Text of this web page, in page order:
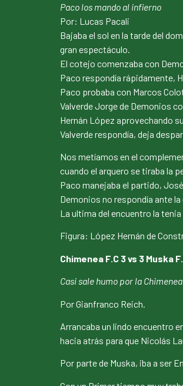
Paco los mando al infierno
Por: Lucas Pacali
Bajaba el sol en la tarde del
gran espectáculo.
El cotejo comenzaba con
Paco respondía rápidamente,
Paco probaba con Marcos
Valverde Jorge de Demonios
Hernán López aprovechando
Valverde respondía, deja
Nos metíamos en el
cuando el arquero se tiraba la
Paco manejaba el partido,
Demonios no respondía ante la
La ultima del encuentro la
Figura: López Hernán de
Chimenea F.C 3 vs 3 Muska
Casi sale humo por la
Por Gianfranco Reich.
Arrancaba un lindo encuentro
hacia atrás para que Nicolás
Por parte de Muska, iba a ser